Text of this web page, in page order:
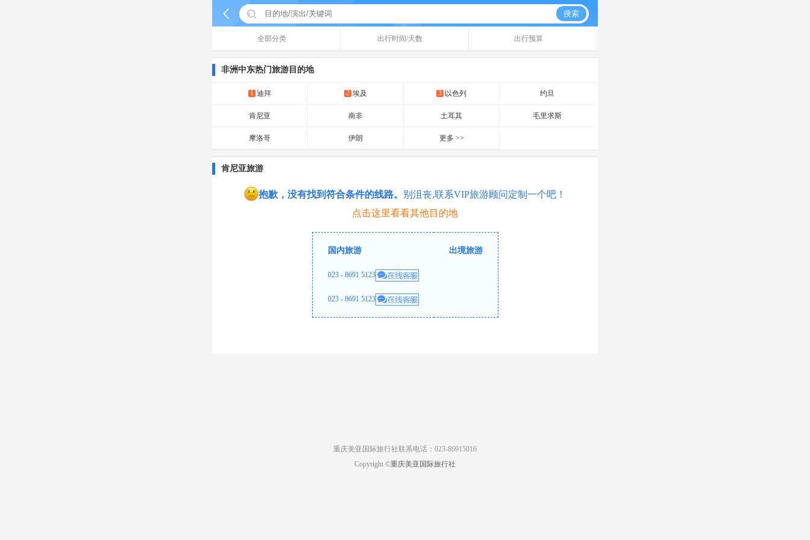
  搜索
全部分类 出行时间/天数 出行预算
非洲中东热门旅游目的地
1 迪拜 2 埃及 3 以色列 约旦
肯尼亚 南非 土耳其 毛里求斯
摩洛哥 伊朗 更多 >>
肯尼亚旅游
抱歉，没有找到符合条件的线路。 别沮丧,联系VIP旅游顾问定制一个吧！
点击这里看看其他目的地
国内旅游
023 - 8691 5123
023 - 8691 5123
出境旅游
重庆美亚国际旅行社联系电话：023-86915016
Copyright ©重庆美亚国际旅行社